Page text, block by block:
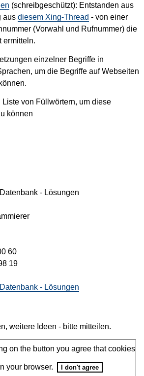
(schreibgeschützt): Entstanden aus
aus diesem Xing-Thread - von einer
(Vorwahl und Rufnummer) die
ermitteln.
einzelner Begriffe in
um die Begriffe auf Webseiten
Liste von Füllwörtern, um diese
können
- Lösungen
60
19
- Lösungen
weitere Ideen - bitte mitteilen.
on the button you agree that cookies
your browser. I don't agree